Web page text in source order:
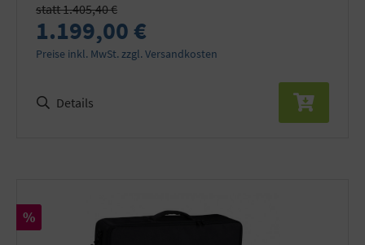
statt 1.405,40 €
1.199,00 €
Preise inkl. MwSt. zzgl. Versandkosten
Details
Rabatt
%